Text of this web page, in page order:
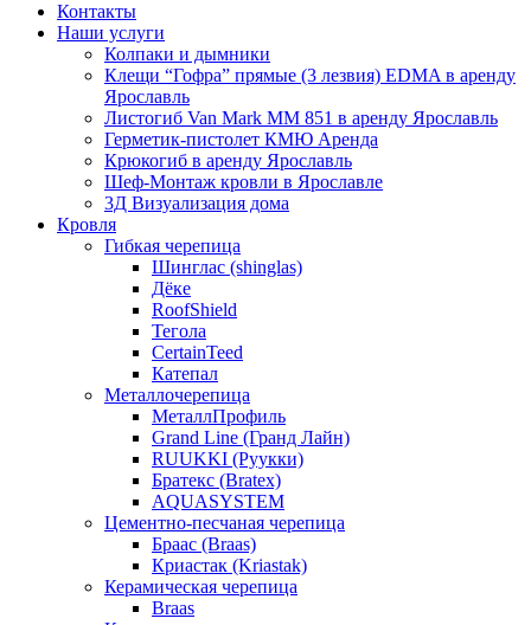
Контакты
Наши услуги
Колпаки и дымники
Клещи “Гофра” прямые (3 лезвия) EDMA в аренду
Ярославль
Листогиб Van Mark MM 851 в аренду Ярославль
Герметик-пистолет КМЮ Аренда
Крюкогиб в аренду Ярославль
Шеф-Монтаж кровли в Ярославле
3Д Визуализация дома
Кровля
Гибкая черепица
Шинглас (shinglas)
Дёке
RoofShield
Тегола
CertainTeed
Катепал
Металлочерепица
МеталлПрофиль
Grand Line (Гранд Лайн)
RUUKKI (Руукки)
Братекс (Bratex)
AQUASYSTEM
Цементно-песчаная черепица
Браас (Braas)
Криастак (Kriastak)
Керамическая черепица
Braas